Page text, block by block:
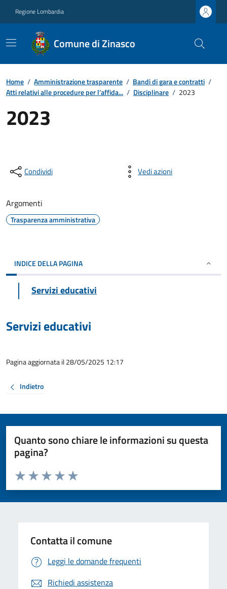
Regione Lombardia
Comune di Zinasco
Home / Amministrazione trasparente / Bandi di gara e contratti /
Atti relativi alle procedure per l’affida... / Disciplinare / 2023
2023
Condividi Vedi azioni
Argomenti
Trasparenza amministrativa
INDICE DELLA PAGINA
Servizi educativi
Servizi educativi
Pagina aggiornata il 28/05/2025 12:17
Indietro
Quanto sono chiare le informazioni su questa
pagina?
Valuta da 1 a 5 stelle la pagina
Valuta 5 stelle su 5
Valuta 4 stelle su 5
Valuta 3 stelle su 5
Valuta 2 stelle su 5
Valuta 1 stelle su 5
Contatta il comune
Leggi le domande frequenti
Richiedi assistenza